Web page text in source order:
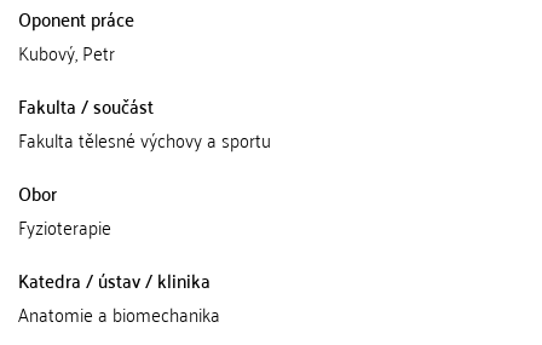
Oponent práce
Kubový, Petr
Fakulta / součást
Fakulta tělesné výchovy a sportu
Obor
Fyzioterapie
Katedra / ústav / klinika
Anatomie a biomechanika